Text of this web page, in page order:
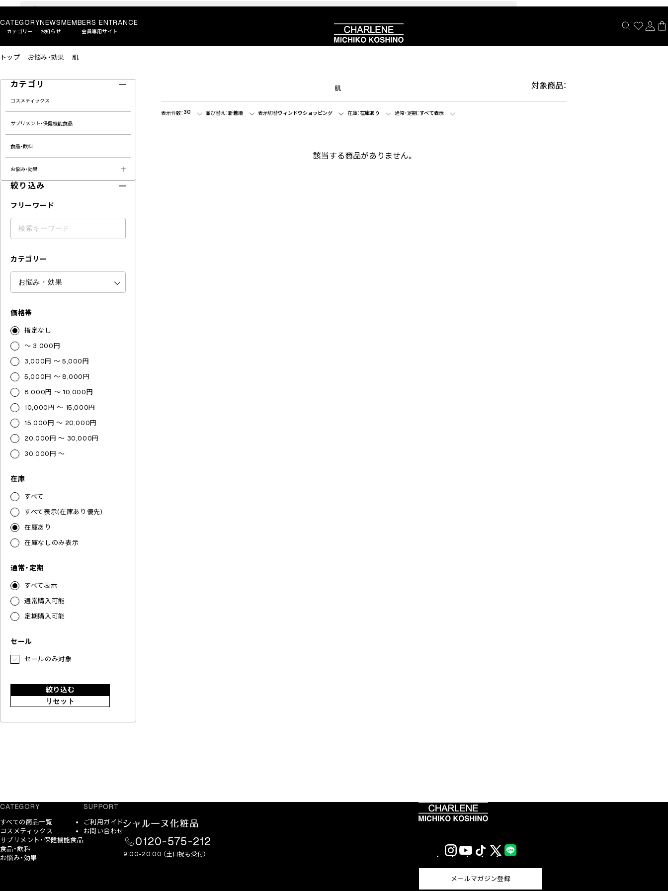
CATEGORY
カテゴリー
NEWS
お知らせ
MEMBERS ENTRANCE
会員専用サイト
トップ お悩み・効果 肌
カテゴリ
コスメティックス
サプリメント・保健機能食品
食品・飲料
お悩み・効果
絞り込み
フリーワード
カテゴリー
価格帯
指定なし
～ 3,000円
3,000円 ～ 5,000円
5,000円 ～ 8,000円
8,000円 ～ 10,000円
10,000円 ～ 15,000円
15,000円 ～ 20,000円
20,000円 ～ 30,000円
30,000円 ～
在庫
すべて
すべて表示(在庫あり優先)
在庫あり
在庫なしのみ表示
通常・定期
すべて表示
通常購入可能
定期購入可能
セール
セールのみ対象
絞り込む
リセット
肌 対象商品：
表示件数：30 並び替え：新着順 表示切替ウィンドウショッピング 在庫：在庫あり 通常・定期：すべて表示
該当する商品がありません。
CATEGORY
すべての商品一覧
コスメティックス
サプリメント・保健機能食品
食品・飲料
お悩み・効果
SUPPORT
ご利用ガイド
お問い合わせ
0120-575-212
9:00-20:00 （土日祝も受付）
InstagramYouTubeTikTok X
(Twitter)
メールマガジン登録